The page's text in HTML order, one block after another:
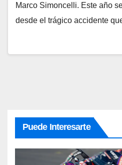
Marco Simoncelli. Este año
desde el trágico accidente
Puede Interesarte